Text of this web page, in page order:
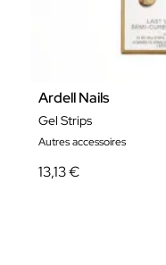
Ardell Nails
Gel Strips
Autres accessoires
13,13 €